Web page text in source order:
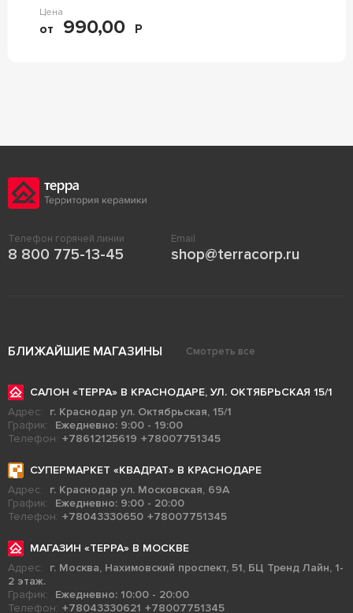
Цена
от 990,00 Р
Телефон горячей линии
8 800 775-13-45
Email
shop@terracorp.ru
БЛИЖАЙШИЕ МАГАЗИНЫ Смотреть все
САЛОН «ТЕРРА» В КРАСНОДАРЕ, УЛ. ОКТЯБРЬСКАЯ 15/1
Адрес:
г. Краснодар ул. Октябрьская, 15/1
График:
Ежедневно: 9:00 - 19:00
Телефон: +78612125619 +78007751345
СУПЕРМАРКЕТ «КВАДРАТ» В КРАСНОДАРЕ
Адрес:
г. Краснодар ул. Московская, 69А
График:
Ежедневно: 9:00 - 20:00
Телефон: +78043330650 +78007751345
МАГАЗИН «ТЕРРА» В МОСКВЕ
Адрес:
г. Москва, Нахимовский проспект, 51, БЦ Тренд Лайн, 1-
2 этаж.
График:
Ежедневно: 10:00 - 20:00
Телефон: +78043330621 +78007751345